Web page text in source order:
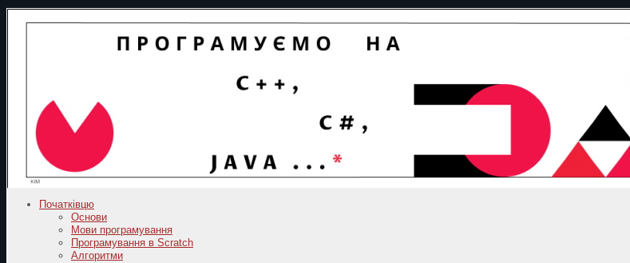
Початківцю
Основи
Мови програмування
Програмування в Scratch
Алгоритми